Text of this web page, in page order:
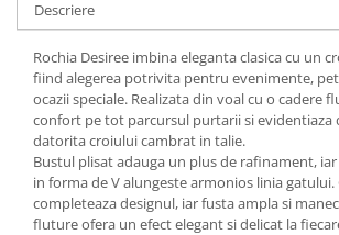
Descriere
Rochia Desiree imbina eleganta clasica cu un
fiind alegerea potrivita pentru evenimente,
ocazii speciale. Realizata din voal cu o cadere
confort pe tot parcursul purtarii si evidentiaza
datorita croiului cambrat in talie.
Bustul plisat adauga un plus de rafinament,
in forma de V alungeste armonios linia gatului.
completeaza designul, iar fusta ampla si
fluture ofera un efect elegant si delicat la